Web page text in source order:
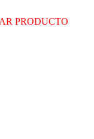
PRODUCTO